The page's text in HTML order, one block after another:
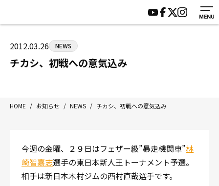
MENU
八王子中屋ボクシングジム
〒192-0072 東京都八王子市南町3-8 第2原嶋ビル1F
Tel/Fax：042-622-7222
HOME
ジムについて
トレーニング
入会案内
施設紹介
サポーター募集
2012.03.26 NEWS
チカシ、初戦への意気込み
HOME / お知らせ / NEWS / チカシ、初戦への意気込み
今週の金曜、２９日はフェザー級”暴走機関車”林
崎智嘉志選手の東日本新人王トーナメント予選。
相手は新日本木村ジムの西村直哉選手です。